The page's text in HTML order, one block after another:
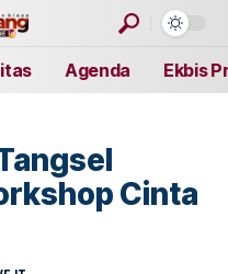
Agenda Ekbis
Cinta